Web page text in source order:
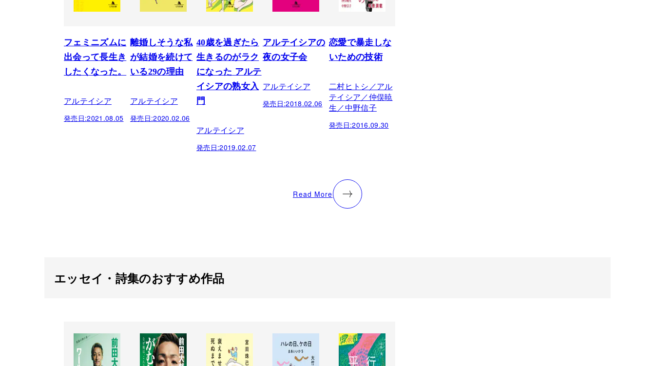
フェミニズムに
出会って長生き
したくなった。
アルテイシア
発売日:2021.08.05
離婚しそうな私
が結婚を続けて
いる29の理由
アルテイシア
発売日:2020.02.06
40歳を過ぎたら
生きるのがラク
になった アルテ
イシアの熟女入
門
アルテイシア
発売日:2019.02.07
アルテイシアの
夜の女子会
アルテイシア
発売日:2018.02.06
恋愛で暴走しな
いための技術
二村ヒトシ／アル
テイシア／仲俣暁
生／中野信子
発売日:2016.09.30
Read More
エッセイ・詩集のおすすめ作品